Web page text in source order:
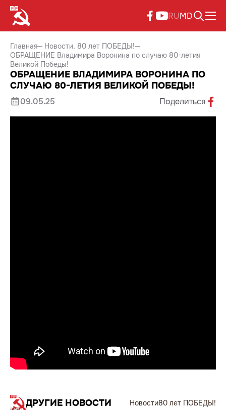
RUMD
Главная Новости 80 лет ПОБЕДЫ!
ОБРАЩЕНИЕ Владимира Воронина по случаю 80-летия
Великой Победы!
ОБРАЩЕНИЕ ВЛАДИМИРА ВОРОНИНА ПО
СЛУЧАЮ 80-ЛЕТИЯ ВЕЛИКОЙ ПОБЕДЫ!
09.05.25 Поделиться
ДРУГИЕ НОВОСТИ Новости80 лет ПОБЕДЫ!